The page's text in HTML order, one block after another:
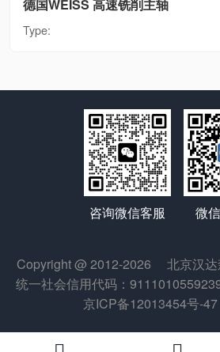
德国WEISS 高速铣削主轴
Type:
咨询微信客服 微
Copyright @ 2012-2026 北京汉
统一社会信用代码：
京ICP备12013454号-47